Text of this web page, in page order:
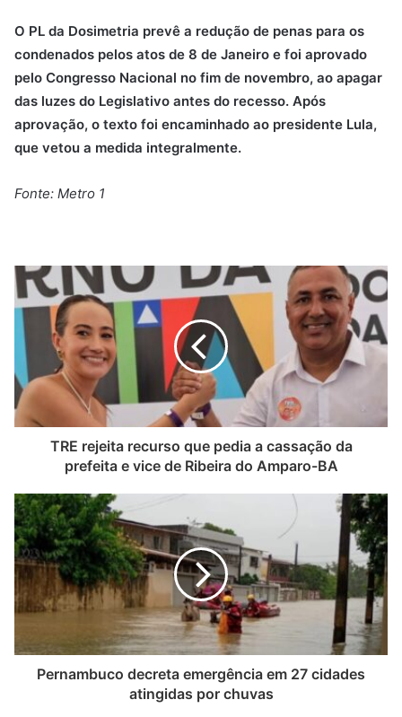
O PL da Dosimetria prevê a redução de penas para os
condenados pelos atos de 8 de Janeiro e foi aprovado
pelo Congresso Nacional no fim de novembro, ao apagar
das luzes do Legislativo antes do recesso. Após
aprovação, o texto foi encaminhado ao presidente Lula,
que vetou a medida integralmente.
Fonte: Metro 1
TRE rejeita recurso que pedia a cassação da
prefeita e vice de Ribeira do Amparo-BA
Pernambuco decreta emergência em 27 cidades
atingidas por chuvas